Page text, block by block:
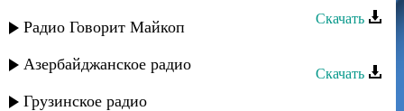
Радио Говорит Майкоп
Азербайджанское радио
Грузинское радио
Скачать
Скачать
Мурад Садуев - Вспоминаю